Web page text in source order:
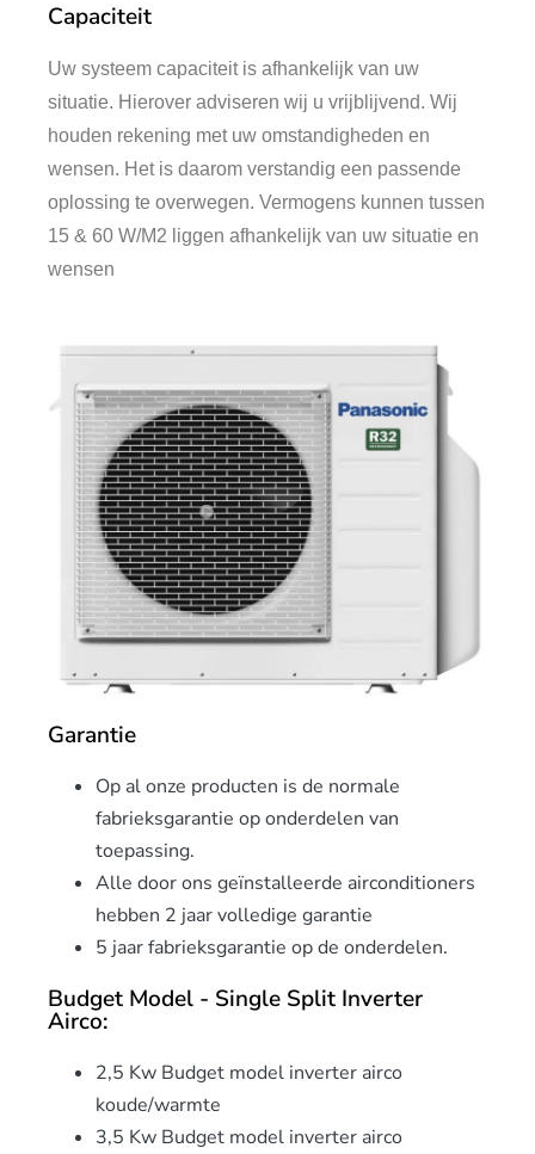
Capaciteit
Uw systeem capaciteit is afhankelijk van uw
situatie. Hierover adviseren wij u vrijblijvend. Wij
houden rekening met uw omstandigheden en
wensen. Het is daarom verstandig een passende
oplossing te overwegen. Vermogens kunnen tussen
15 & 60 W/M2 liggen afhankelijk van uw situatie en
wensen
Garantie
Op al onze producten is de normale
fabrieksgarantie op onderdelen van
toepassing.
Alle door ons geïnstalleerde airconditioners
hebben 2 jaar volledige garantie
5 jaar fabrieksgarantie op de onderdelen.
Budget Model - Single Split Inverter
Airco:
2,5 Kw Budget model inverter airco
koude/warmte
3,5 Kw Budget model inverter airco